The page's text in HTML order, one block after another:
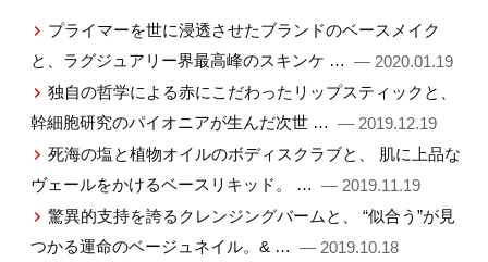
プライマーを世に浸透させたブランドのベースメイク
と、ラグジュアリー界最高峰のスキンケ … — 2020.01.19
独自の哲学による赤にこだわったリップスティックと、
幹細胞研究のパイオニアが生んだ次世 … — 2019.12.19
死海の塩と植物オイルのボディスクラブと、 肌に上品な
ヴェールをかけるベースリキッド。 … — 2019.11.19
驚異的支持を誇るクレンジングバームと、 “似合う”が見
つかる運命のベージュネイル。& … — 2019.10.18